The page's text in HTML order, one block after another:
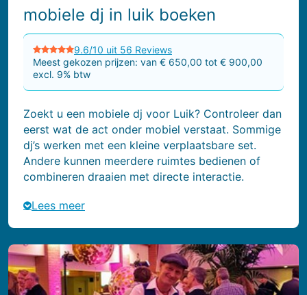
mobiele dj in luik boeken
9.6/10 uit 56 Reviews
Meest gekozen prijzen: van € 650,00 tot € 900,00
excl. 9% btw
Zoekt u een mobiele dj voor Luik? Controleer dan
eerst wat de act onder mobiel verstaat. Sommige
dj’s werken met een kleine verplaatsbare set.
Andere kunnen meerdere ruimtes bedienen of
combineren draaien met directe interactie.
Lees meer